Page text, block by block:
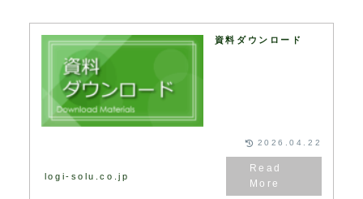
資料ダウンロード
logi-solu.co.jp
2026.04.22